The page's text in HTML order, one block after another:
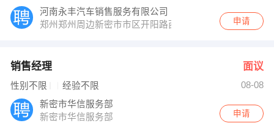
【河南裕正】 强势入驻
河南永丰汽车销售服务有限公司
郑州郑州周边新密市市区开阳路西转盘向南500米路西
申请
销售经理 面议
性别不限 经验不限
08-08
新密市华信服务部
新密市华信服务部
申请